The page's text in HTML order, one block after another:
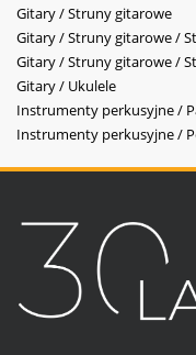
Gitary / Struny gitarowe
Gitary / Struny gitarowe /
Gitary / Struny gitarowe /
Gitary / Ukulele
Instrumenty perkusyjne /
Instrumenty perkusyjne /